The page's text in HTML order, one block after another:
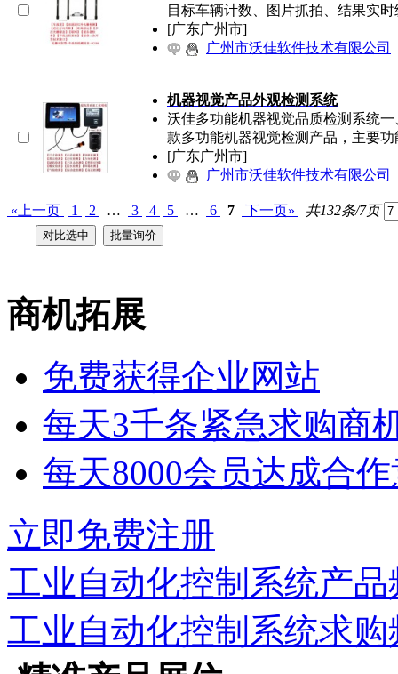
目标车辆计数、图片抓拍、结果实
[广东广州市]
广州市沃佳软件技术有限公司
机器视觉产品外观检测系统
沃佳多功能机器视觉品质检测系统一
款多功能机器视觉检测产品，主要功
[广东广州市]
广州市沃佳软件技术有限公司
«上一页 1 2 … 3 4 5 … 6 7 下一页» 共132条/7页
商机拓展
免费获得企业网站
每天3千条紧急求购商
每天8000会员达成合
立即免费注册
工业自动化控制系统产品
工业自动化控制系统求购